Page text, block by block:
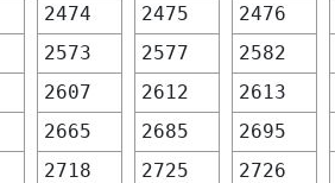
2474 2475
2476
2573 2577
2582
2607 2612
2613
2665 2685
2695
2718 2725
2726